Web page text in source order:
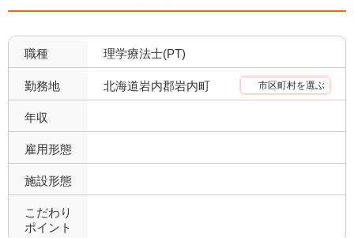
職種 理学療法士(PT)
勤務地 北海道岩内郡岩内町 市区町村を選ぶ
年収
雇用形態
施設形態
こだわり
ポイント